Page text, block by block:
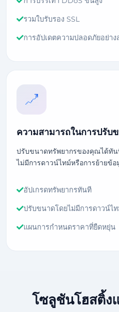
รวมใบรับรอง SSL
การอัปเดตความปลอดภัยอย่าง
ความสามารถในการปรับ
ปรับขนาดทรัพยากรของคุณได้ทัน
ไม่มีการดาวน์ไทม์หรือการย้ายข้อ
อัปเกรดทรัพยากรทันที
ปรับขนาดโดยไม่มีการดาวน์ไ
แผนการกำหนดราคาที่ยืดหยุ่น
โซลูชันโฮสติ้ง